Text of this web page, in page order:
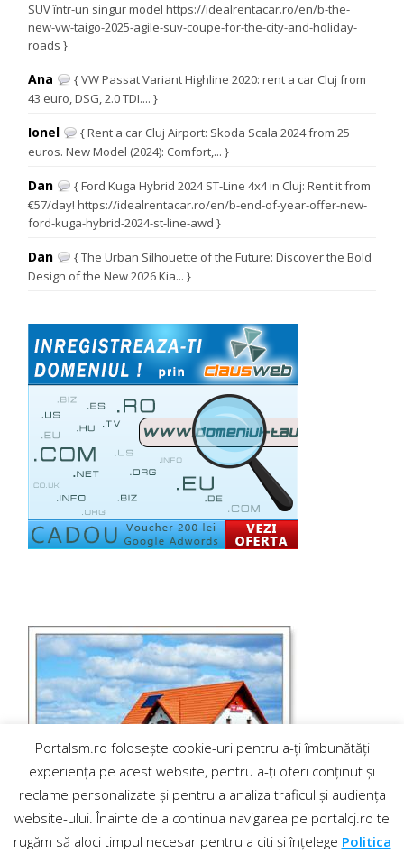
SUV într-un singur model https://idealrentacar.ro/en/b-the-
new-vw-taigo-2025-agile-suv-coupe-for-the-city-and-holiday-
roads }
Ana
{ VW Passat Variant Highline 2020: rent a car Cluj from
43 euro, DSG, 2.0 TDI.... }
Ionel
{ Rent a car Cluj Airport: Skoda Scala 2024 from 25
euros. New Model (2024): Comfort,... }
Dan
{ Ford Kuga Hybrid 2024 ST-Line 4x4 in Cluj: Rent it from
€57/day! https://idealrentacar.ro/en/b-end-of-year-offer-new-
ford-kuga-hybrid-2024-st-line-awd }
Dan
{ The Urban Silhouette of the Future: Discover the Bold
Design of the New 2026 Kia... }
Portalsm.ro folosește cookie-uri pentru a-ți îmbunătăți
experiența pe acest website, pentru a-ți oferi conținut și
reclame personalizate și pentru a analiza traficul și audiența
website-ului. Înainte de a continua navigarea pe portalcj.ro te
rugăm să aloci timpul necesar pentru a citi și înțelege Politica